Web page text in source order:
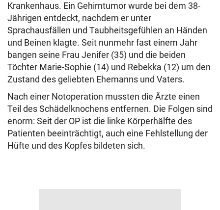
Krankenhaus. Ein Gehirntumor wurde bei dem 38-
Jährigen entdeckt, nachdem er unter
Sprachausfällen und Taubheitsgefühlen an Händen
und Beinen klagte. Seit nunmehr fast einem Jahr
bangen seine Frau Jenifer (35) und die beiden
Töchter Marie-Sophie (14) und Rebekka (12) um den
Zustand des geliebten Ehemanns und Vaters.
Nach einer Notoperation mussten die Ärzte einen
Teil des Schädelknochens entfernen. Die Folgen sind
enorm: Seit der OP ist die linke Körperhälfte des
Patienten beeinträchtigt, auch eine Fehlstellung der
Hüfte und des Kopfes bildeten sich.